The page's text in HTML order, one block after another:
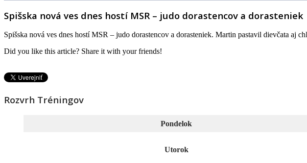
Spišska nová ves dnes hostí MSR – judo dorastencov a dorasteniek
Spišska nová ves dnes hostí MSR – judo dorastencov a dorasteniek. Martin pastavil dievčata aj
Did you like this article? Share it with your friends!
Rozvrh Tréningov
Pondelok
Utorok